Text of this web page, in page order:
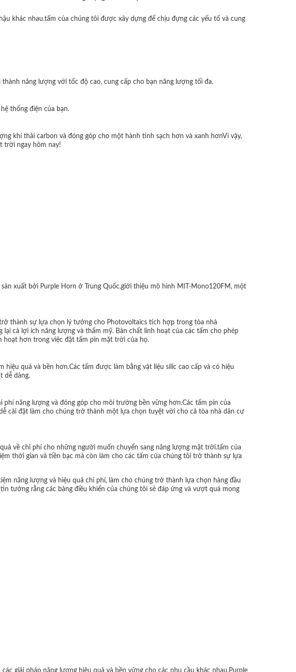
khác nhau.tấm của chúng tôi được xây dựng để chịu đựng các yếu tố và cung
năng lượng với tốc độ cao, cung cấp cho bạn năng lượng tối đa.
thống điện của bạn.
khí thải carbon và đóng góp cho một hành tinh sạch hơn và xanh hơnVì vậy,
trời ngay hôm nay!
xuất bởi Purple Horn ở Trung Quốc.giới thiệu mô hình MIT-Mono120FM, một
thành sự lựa chọn lý tưởng cho Photovoltaics tích hợp trong tòa nhà
cả lợi ích năng lượng và thẩm mỹ. Bản chất linh hoạt của các tấm cho phép
hoạt hơn trong việc đặt tấm pin mặt trời của họ.
quả và bền hơn.Các tấm được làm bằng vật liệu silic cao cấp và có hiệu
dễ dàng.
năng lượng và đóng góp cho môi trường bền vững hơn.Các tấm pin của
cài đặt làm cho chúng trở thành một lựa chọn tuyệt vời cho cả tòa nhà dân cư
về chi phí cho những người muốn chuyển sang năng lượng mặt trời.tấm của
thời gian và tiền bạc mà còn làm cho các tấm của chúng tôi trở thành sự lựa
năng lượng và hiệu quả chi phí, làm cho chúng trở thành lựa chọn hàng đầu
tưởng rằng các bảng điều khiển của chúng tôi sẽ đáp ứng và vượt quá mong
giải pháp năng lượng hiệu quả và bền vững cho các nhu cầu khác nhau.Purple